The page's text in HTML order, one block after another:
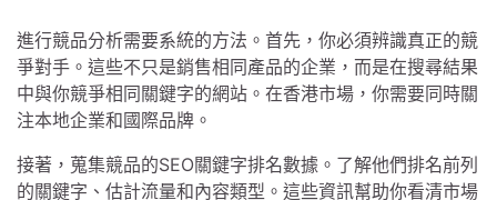
進行競品分析需要系統的方法。首先，你必須辨識真正的競
爭對手。這些不只是銷售相同產品的企業，而是在搜尋結果
中與你競爭相同關鍵字的網站。在香港市場，你需要同時關
注本地企業和國際品牌。
接著，蒐集競品的SEO關鍵字排名數據。了解他們排名前列
的關鍵字、估計流量和內容類型。這些資訊幫助你看清市場